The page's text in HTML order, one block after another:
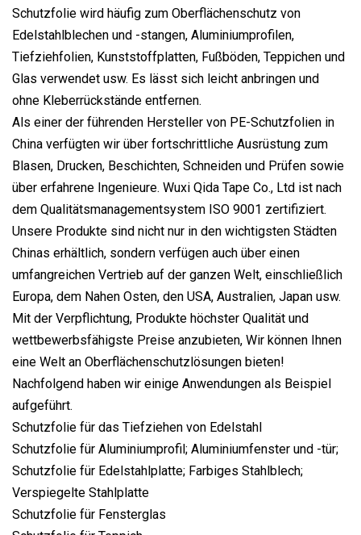
Schutzfolie wird häufig zum Oberflächenschutz von
Edelstahlblechen und -stangen, Aluminiumprofilen,
Tiefziehfolien, Kunststoffplatten, Fußböden, Teppichen und
Glas verwendet usw. Es lässt sich leicht anbringen und
ohne Kleberrückstände entfernen.
Als einer der führenden Hersteller von PE-Schutzfolien in
China verfügten wir über fortschrittliche Ausrüstung zum
Blasen, Drucken, Beschichten, Schneiden und Prüfen sowie
über erfahrene Ingenieure. Wuxi Qida Tape Co., Ltd ist nach
dem Qualitätsmanagementsystem ISO 9001 zertifiziert.
Unsere Produkte sind nicht nur in den wichtigsten Städten
Chinas erhältlich, sondern verfügen auch über einen
umfangreichen Vertrieb auf der ganzen Welt, einschließlich
Europa, dem Nahen Osten, den USA, Australien, Japan usw.
Mit der Verpflichtung, Produkte höchster Qualität und
wettbewerbsfähigste Preise anzubieten, Wir können Ihnen
eine Welt an Oberflächenschutzlösungen bieten!
Nachfolgend haben wir einige Anwendungen als Beispiel
aufgeführt.
Schutzfolie für das Tiefziehen von Edelstahl
Schutzfolie für Aluminiumprofil; Aluminiumfenster und -tür;
Schutzfolie für Edelstahlplatte; Farbiges Stahlblech;
Verspiegelte Stahlplatte
Schutzfolie für Fensterglas